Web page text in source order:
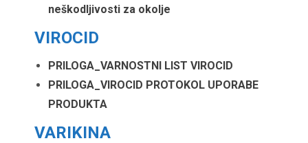
neškodljivosti za okolje
VIROCID
PRILOGA_VARNOSTNI LIST VIROCID
PRILOGA_VIROCID PROTOKOL UPORABE
PRODUKTA
VARIKINA